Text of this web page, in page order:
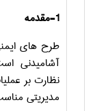
1- مقدمه
طرح های
آشامیدنی
نظارت بر
مدیریتی